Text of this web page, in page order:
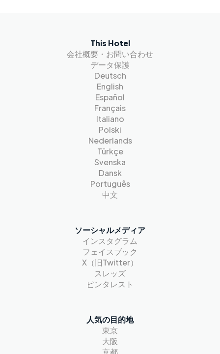
This Hotel
会社概要・お問い合わせ
データ保護
Deutsch
English
Español
Français
Italiano
Polski
Nederlands
Türkçe
Svenska
Dansk
Português
中文
ソーシャルメディア
インスタグラム
フェイスブック
X（旧Twitter）
スレッズ
ピンタレスト
人気の目的地
東京
大阪
京都